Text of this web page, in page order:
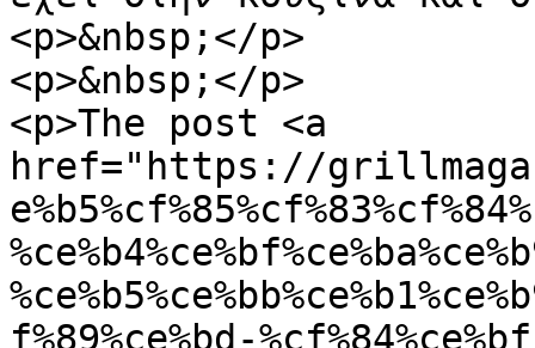
<p>&nbsp;</p>
<p>&nbsp;</p>
<p>The post <a
href="https://
f%89%ce%bd-